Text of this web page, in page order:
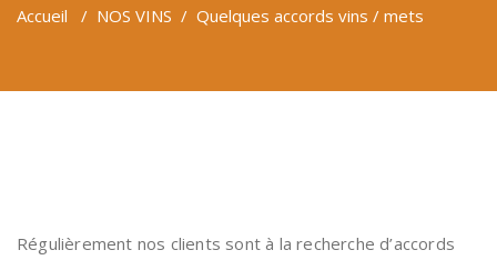
Accueil / NOS VINS / Quelques accords vins / mets
Régulièrement nos clients sont à la recherche d’accords